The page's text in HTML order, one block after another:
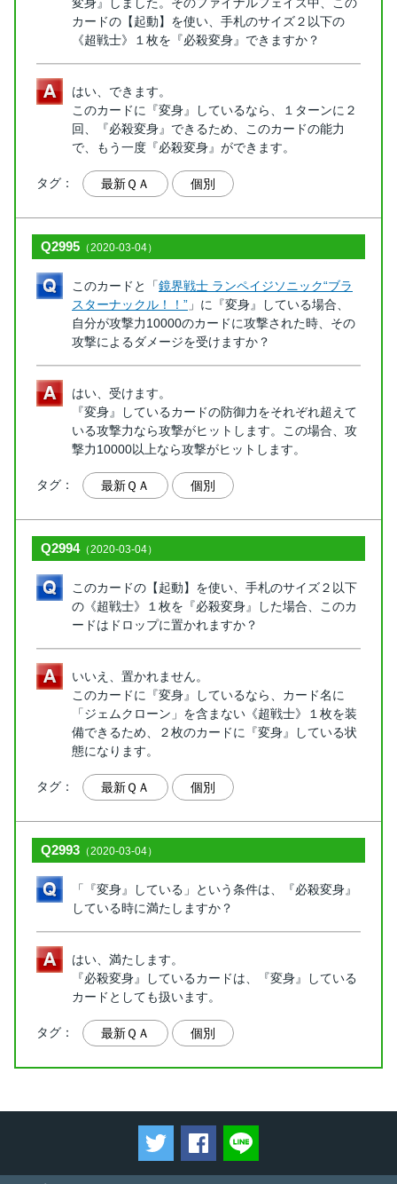
カードの【起動】を使い、手札のサイズ２以下の
《超戦士》１枚を『必殺変身』できますか？
はい、できます。
このカードに『変身』しているなら、１ターンに２
回、『必殺変身』できるため、このカードの能力
で、もう一度『必殺変身』ができます。
タグ： 最新ＱＡ 個別
Q2995 （2020-03-04）
このカードと「鏡界戦士 ランペイジソニック“ブラ
スターナックル！！” 」に『変身』している場合、
自分が攻撃力10000のカードに攻撃された時、その
攻撃によるダメージを受けますか？
はい、受けます。
『変身』しているカードの防御力をそれぞれ超えて
いる攻撃力なら攻撃がヒットします。この場合、攻
撃力10000以上なら攻撃がヒットします。
タグ： 最新ＱＡ 個別
Q2994（2020-03-04）
このカードの【起動】を使い、手札のサイズ２以下
の《超戦士》１枚を『必殺変身』した場合、このカ
ードはドロップに置かれますか？
いいえ、置かれません。
このカードに『変身』しているなら、カード名に
「ジェムクローン」を含まない《超戦士》１枚を装
備できるため、２枚のカードに『変身』している状
態になります。
タグ： 最新ＱＡ 個別
Q2993 （2020-03-04）
「『変身』している」という条件は、『必殺変身』
している時に満たしますか？
はい、満たします。
『必殺変身』しているカードは、『変身』している
カードとしても扱います。
タグ： 最新ＱＡ 個別
ツイートするFacebookでシェアする